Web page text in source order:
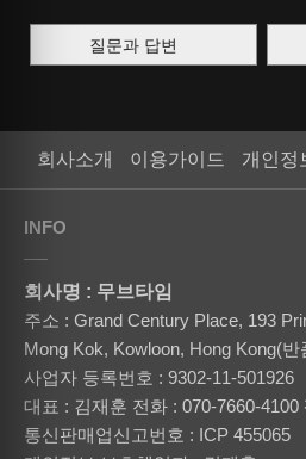
질문과 답변
회사소개 이용가이드 개인정
INFO
회사명 : 무브타임
주소 : Grand Century Place, 193
Mong Kok, Kowloon, Hong Kong(
사업자 등록번호 : 9302-11-501926
대표 : 김재훈 전화 : 070-7660-4100
통신판매업신고번호 : ICP 455065